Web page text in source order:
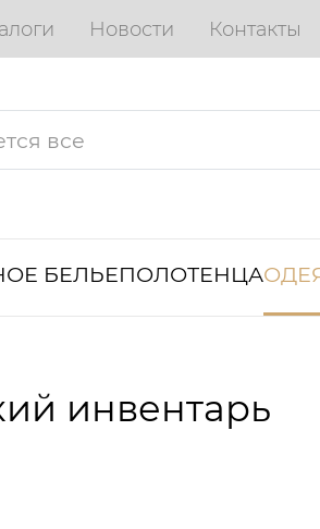
Новости Контакты
БЕЛЬЕПОЛОТЕНЦА
инвентарь